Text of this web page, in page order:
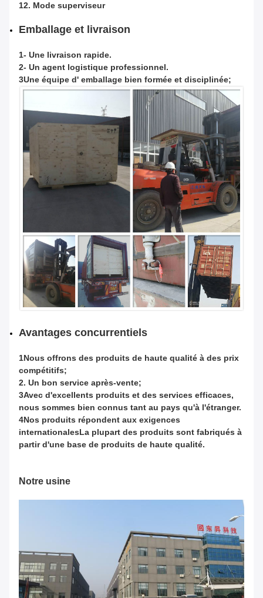
12. Mode superviseur
Emballage et livraison
1- Une livraison rapide.
2- Un agent logistique professionnel.
3Une équipe d' emballage bien formée et disciplinée;
Avantages concurrentiels
1Nous offrons des produits de haute qualité à des prix
compétitifs;
2. Un bon service après-vente;
3Avec d'excellents produits et des services efficaces,
nous sommes bien connus tant au pays qu'à l'étranger.
4Nos produits répondent aux exigences
internationalesLa plupart des produits sont fabriqués à
partir d'une base de produits de haute qualité.
Notre usine